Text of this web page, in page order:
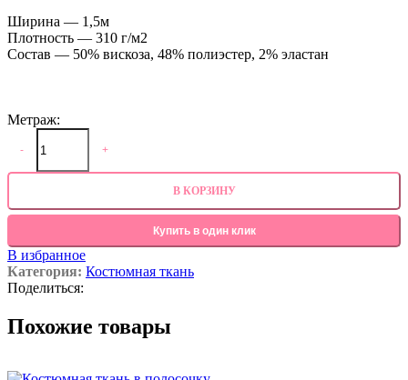
Ширина — 1,5м
Плотность — 310 г/м2
Состав — 50% вискоза, 48% полиэстер, 2% эластан
Метраж:
- +
В КОРЗИНУ
Купить в один клик
В избранное
Категория: Костюмная ткань
Поделиться:
Похожие товары